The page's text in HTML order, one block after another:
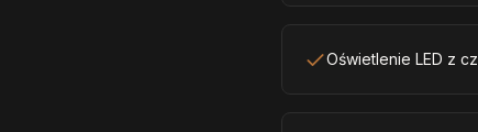
Oświetlenie LED z